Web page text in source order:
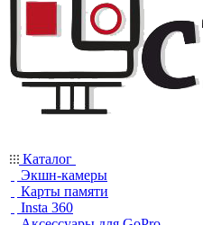
Каталог
Экшн-камеры
Карты памяти
Insta 360